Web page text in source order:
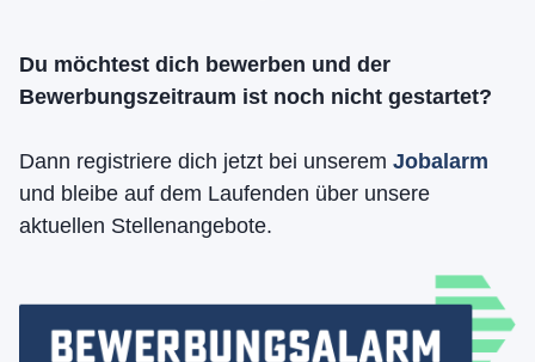
Du möchtest dich bewerben und der
Bewerbungszeitraum ist noch nicht gestartet?
Dann registriere dich jetzt bei unserem Jobalarm
und bleibe auf dem Laufenden über unsere
aktuellen Stellenangebote.